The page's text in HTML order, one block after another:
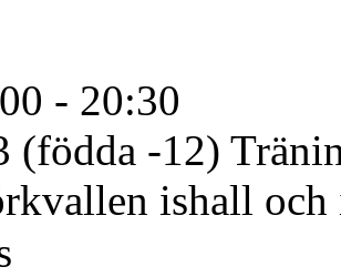
- 20:30
(födda -12)
ishall och